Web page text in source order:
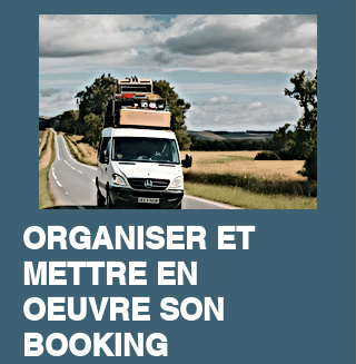
ORGANISER ET
METTRE EN
OEUVRE SON
BOOKING